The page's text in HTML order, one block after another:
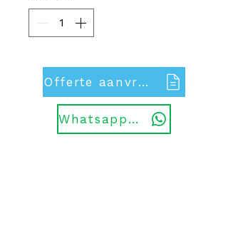
Offerte aanvragen
Whatsapp ons